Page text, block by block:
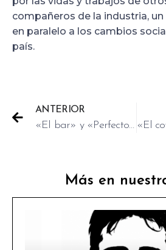
compañeros de la industria,
en paralelo a los cambios
país.
ANTERIOR
«El bar» y «Perfectos desconocidos», en Filmoteca Española
Más en